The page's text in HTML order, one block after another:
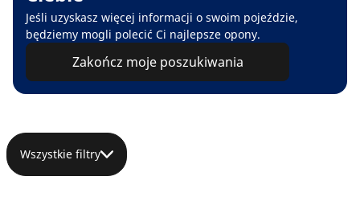
Jeśli uzyskasz więcej informacji o swoim pojeździe,
będziemy mogli polecić Ci najlepsze opony.
Zakończ moje poszukiwania
Wszystkie filtry